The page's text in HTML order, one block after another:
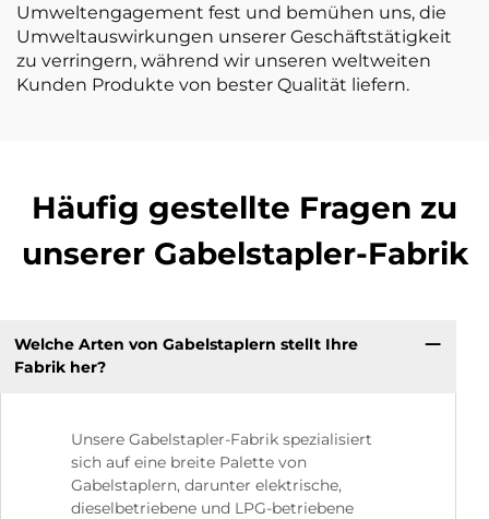
Umweltengagement fest und bemühen uns, die
Umweltauswirkungen unserer Geschäftstätigkeit
zu verringern, während wir unseren weltweiten
Kunden Produkte von bester Qualität liefern.
Häufig gestellte Fragen zu
unserer Gabelstapler-Fabrik
Welche Arten von Gabelstaplern stellt Ihre
Fabrik her?
Unsere Gabelstapler-Fabrik spezialisiert
sich auf eine breite Palette von
Gabelstaplern, darunter elektrische,
dieselbetriebene und LPG-betriebene